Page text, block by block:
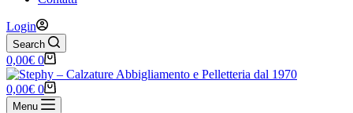
Login
Search
Carrello
0,00€ 0
Carrello
0,00€ 0
Menu